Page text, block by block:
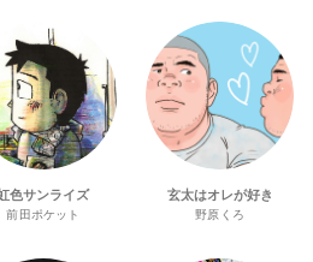
色サンライズ
前田ポケット
玄太はオレが好き
野原くろ